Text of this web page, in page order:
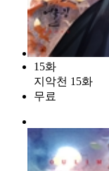
15화
지악천 15화
무료